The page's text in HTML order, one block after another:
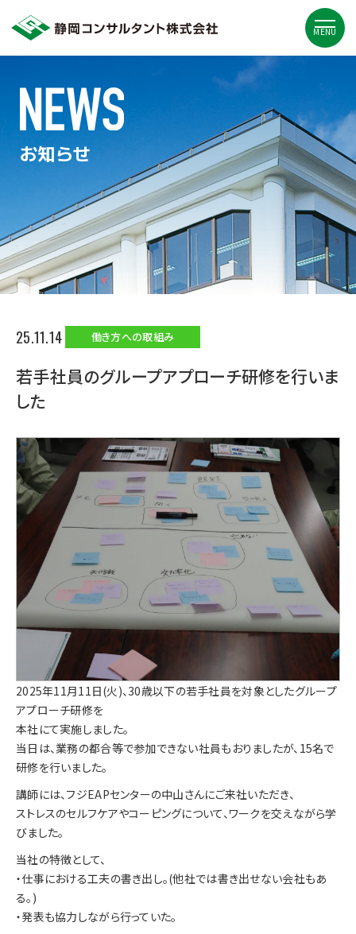
MENU
お知らせ
25.11.14 働き方への取組み
若手社員のグループアプローチ研修を行いま
した
2025年11月11日(火)、30歳以下の若手社員を対象としたグループ
アプローチ研修を
本社にて実施しました。
当日は、業務の都合等で参加できない社員もおりましたが、15名で
研修を行いました。
講師には、フジEAPセンターの中山さんにご来社いただき、
ストレスのセルフケアやコーピングについて、ワークを交えながら学
びました。
当社の特徴として、
・仕事における工夫の書き出し。(他社では書き出せない会社もあ
る。)
・発表も協力しながら行っていた。